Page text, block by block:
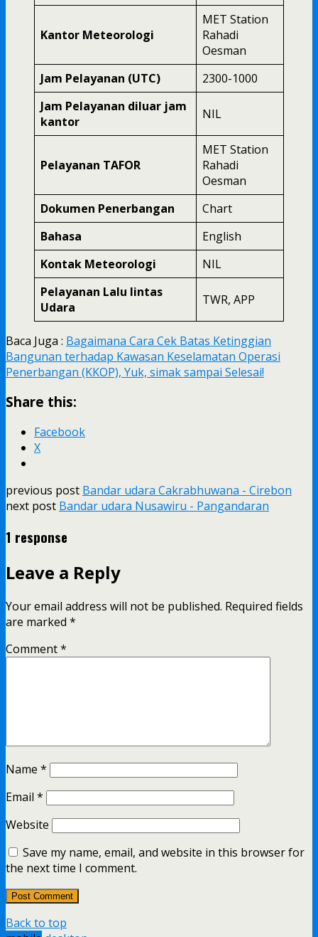
Kantor Meteorologi
MET Station
Rahadi
Oesman
Jam Pelayanan (UTC)
2300-1000
Jam Pelayanan diluar jam
kantor
NIL
Pelayanan TAFOR
MET Station
Rahadi
Oesman
Dokumen Penerbangan
Chart
Bahasa
English
Kontak Meteorologi
NIL
Pelayanan Lalu lintas
Udara
TWR, APP
Baca Juga : Bagaimana Cara Cek Batas Ketinggian
Bangunan terhadap Kawasan Keselamatan Operasi
Penerbangan (KKOP), Yuk, simak sampai Selesai!
Share this:
Facebook
X
previous post Bandar udara Cakrabhuwana - Cirebon
next post Bandar udara Nusawiru - Pangandaran
1 response
Leave a Reply
Your email address will not be published. Required fields
are marked *
Comment*
Name *
Email *
Website
Save my name, email, and website in this browser for
the next time I comment.
Back to top